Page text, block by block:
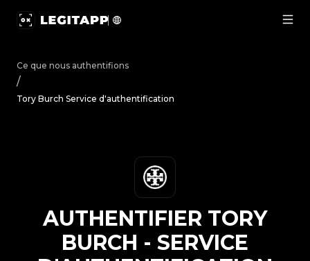
Ce que nous authentifions
/
Tory Burch Service d'authentification
AUTHENTIFIER TORY
BURCH - SERVICE